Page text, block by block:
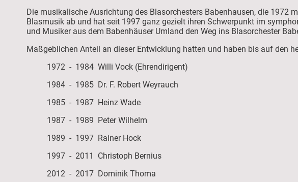
Die musikalische Ausrichtung des Blasorchesters Babenhausen, die 1972
Blasmusik ab und hat seit 1997 ganz gezielt ihren Schwerpunkt im
und Musiker aus dem Babenhäuser Umland den Weg ins Blasorchester
Maßgeblichen Anteil an dieser Entwicklung hatten und haben bis auf den
1972 - 1984 Willi Vock (Ehrendirigent)
1984 - 1985 Dr. F. Robert Weyrauch
1985 - 1987 Heinz Wade
1987 - 1989 Peter Wilhelm
1989 - 1997 Rainer Hock
1997 - 2011 Christoph Bernius
2012 - 2017 Dominik Thoma